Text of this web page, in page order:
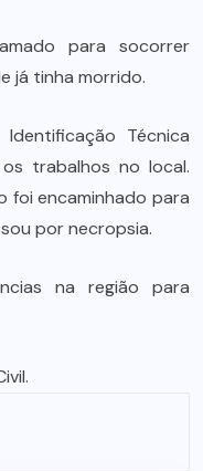
para socorrer
já tinha morrido.
Técnica
trabalhos no local.
foi encaminhado para
por necropsia.
na região para